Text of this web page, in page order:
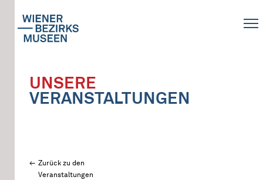
UNSERE
VERANSTALTUNGEN
Zurück zu den
Veranstaltungen